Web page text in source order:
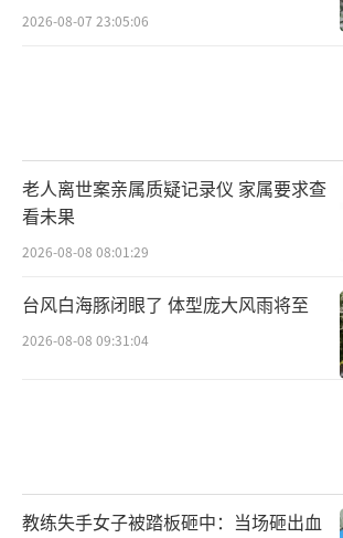
2026-08-07 23:05:06
老人离世案亲属质疑记录仪 家属要求查
看未果
2026-08-08 08:01:29
台风白海豚闭眼了 体型庞大风雨将至
2026-08-08 09:31:04
教练失手女子被踏板砸中：当场砸出血